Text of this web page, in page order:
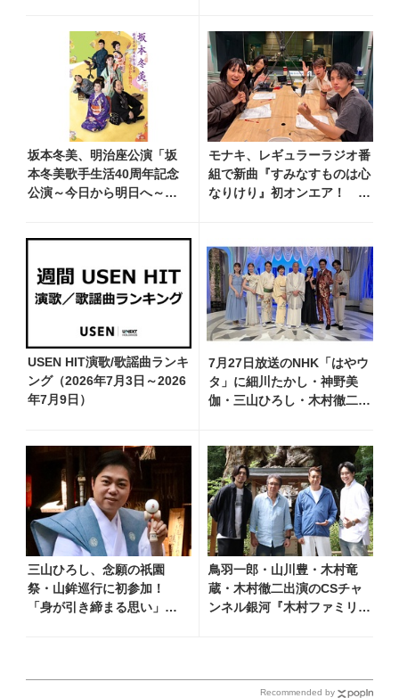
す！ 全国の盆踊りに呼ん
でください！」
し、福田こうへい 他登場、
曲目や見どころをお届け
坂本冬美、明治座公演「坂
本冬美歌手生活40周年記念
公演～今日から明日へ～」
モナキ、レギュラーラジオ番
組で新曲『すみなすものは心
なりけり』初オンエア！
ある一曲」
USEN HIT演歌/歌謡曲ランキ
ング（2026年7月3日～2026
年7月9日）
7月27日放送のNHK「はやウ
タ」に細川たかし・神野美
伽・三山ひろし・木村徹二・
三山ひろし、念願の祇園
祭・山鉾巡行に初参加！
「身が引き締まる思い」と
鳥羽一郎・山川豊・木村竜
蔵・木村徹二出演のCSチャ
ンネル銀河『木村ファミリー
ート！
Recommended by